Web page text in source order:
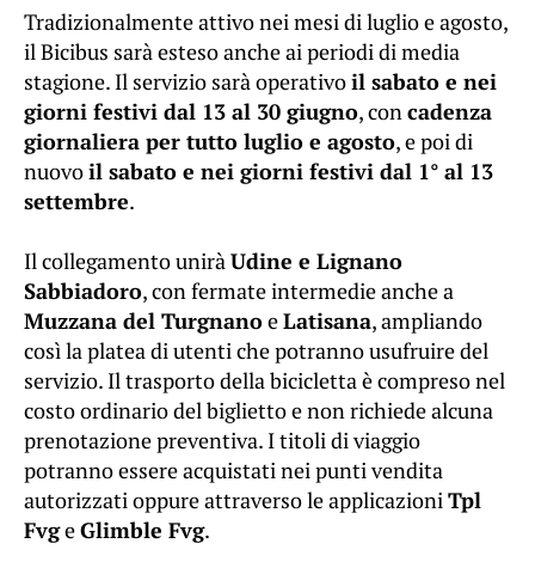
Tradizionalmente attivo nei mesi di luglio e agosto,
il Bicibus sarà esteso anche ai periodi di media
stagione. Il servizio sarà operativoil sabato e nei
giorni festivi dal 13 al 30 giugno, concadenza
giornaliera per tutto luglio e agosto, e poi di
nuovoil sabato e nei giorni festivi dal 1° al 13
settembre.
Il collegamento uniràUdine e Lignano
Sabbiadoro, con fermate intermedie anche a
Muzzana del TurgnanoeLatisana, ampliando
così la platea di utenti che potranno usufruire del
servizio. Il trasporto della bicicletta è compreso nel
costo ordinario del biglietto e non richiede alcuna
prenotazione preventiva. I titoli di viaggio
potranno essere acquistati nei punti vendita
autorizzati oppure attraverso le applicazioniTpl
FvgeGlimble Fvg.